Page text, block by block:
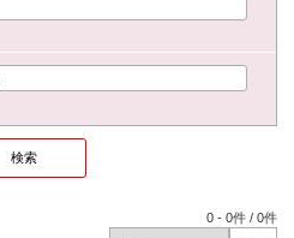
0 -0件 /0件